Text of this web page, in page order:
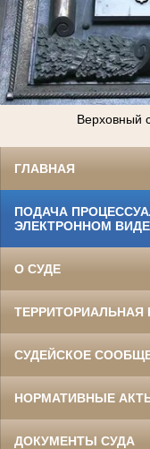
Верховный
ГЛАВНАЯ
ПОДАЧА
ЭЛЕКТРОННОМ ВИДЕ
О СУДЕ
ТЕРРИТОРИАЛЬНАЯ
СУДЕЙСКОЕ
НОРМАТИВНЫЕ
ДОКУМЕНТЫ СУДА